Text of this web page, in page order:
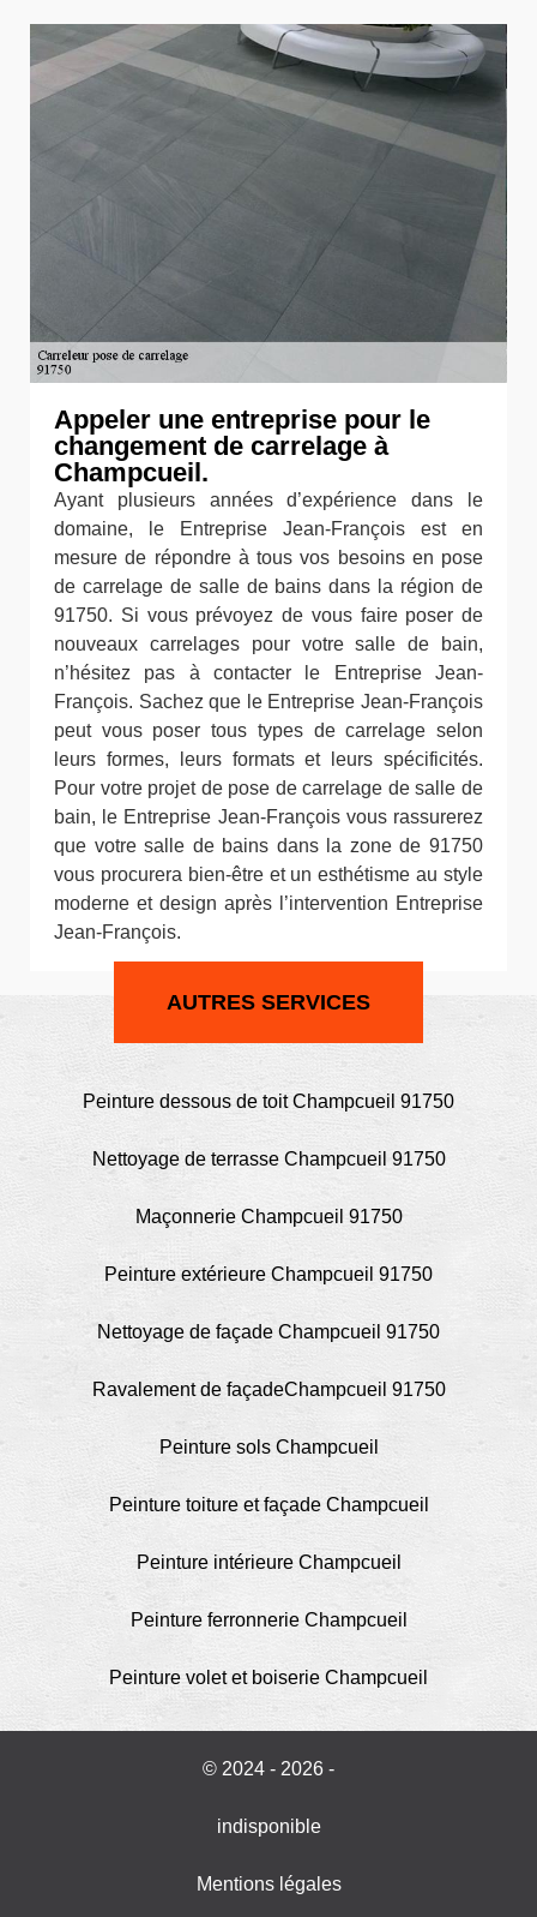
Appeler une entreprise pour le
changement de carrelage à
Champcueil.
Ayant plusieurs années d’expérience dans le
domaine, le Entreprise Jean-François est en
mesure de répondre à tous vos besoins en pose
de carrelage de salle de bains dans la région de
91750. Si vous prévoyez de vous faire poser de
nouveaux carrelages pour votre salle de bain,
n’hésitez pas à contacter le Entreprise Jean-
François. Sachez que le Entreprise Jean-François
peut vous poser tous types de carrelage selon
leurs formes, leurs formats et leurs spécificités.
Pour votre projet de pose de carrelage de salle de
bain, le Entreprise Jean-François vous rassurerez
que votre salle de bains dans la zone de 91750
vous procurera bien-être et un esthétisme au style
moderne et design après l’intervention Entreprise
Jean-François.
AUTRES SERVICES
Peinture dessous de toit Champcueil 91750
Nettoyage de terrasse Champcueil 91750
Maçonnerie Champcueil 91750
Peinture extérieure Champcueil 91750
Nettoyage de façade Champcueil 91750
Ravalement de façadeChampcueil 91750
Peinture sols Champcueil
Peinture toiture et façade Champcueil
Peinture intérieure Champcueil
Peinture ferronnerie Champcueil
Peinture volet et boiserie Champcueil
© 2024 - 2026 -
indisponible
Mentions légales